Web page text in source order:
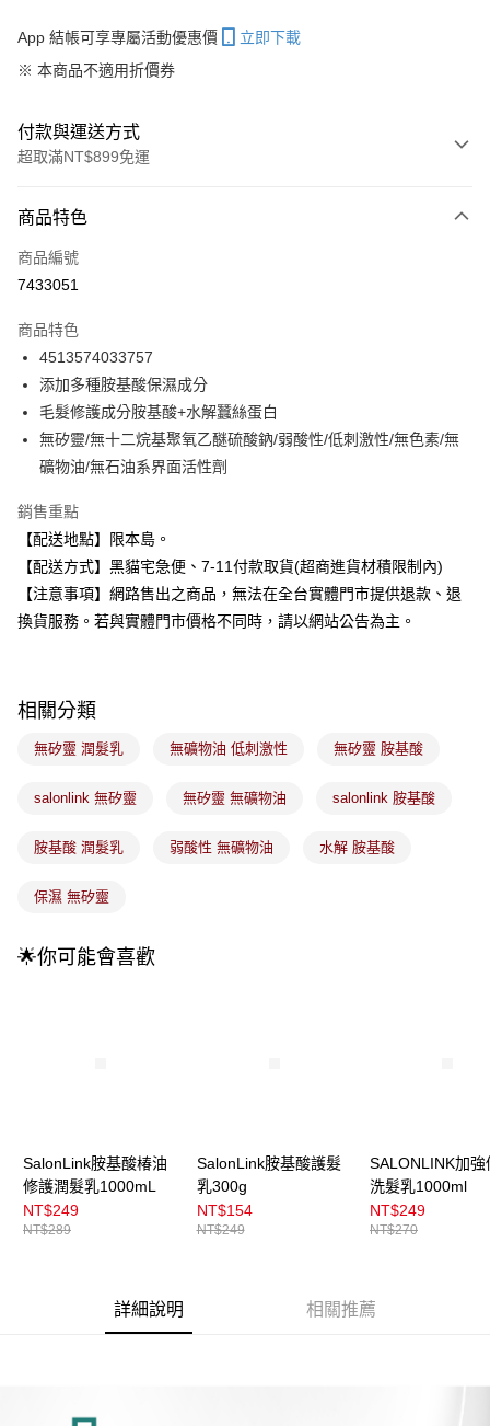
App 結帳可享專屬活動優惠價
立即下載
※ 本商品不適用折價券
付款與運送方式
超取滿NT$899免運
信用卡一次付款
超商取貨付款
Apple Pay
街口支付
悠遊付
Google Pay
全盈+PAY
【大哥付你分期使用說明】
1.本服務由台灣大哥大提供，台灣大哥大用戶可立即使用無須另外申請。
3.實際核准額度、可分期數及費用金額請依後續交易確認頁面所載為準。
4.訂單成立30分鐘內，如未前往確認交易或遇審核未通過，訂單將自動取
消。如遇「轉專審核」未通過狀況，表示未達大哥付你分期系統評分，恕無
1.分期款項不併入電信帳單，「大哥付你分期」於每月結算日後寄送繳費提
2.透過簡訊連結打開帳單後，可選擇「超商條碼／台灣大直營門市／銀行轉
【注意事項】
買賣價金債權讓與本公司後，依約使用本公司帳單繳交帳款。
ATM付款
全家取貨付款
每筆NT$100，滿NT$899(含以上)免運費
7-11取貨付款
每筆NT$100，滿NT$899(含以上)免運費
每筆NT$100，滿NT$399(含以上)免運費
商品特色
商品編號
7433051
商品特色
4513574033757
添加多種胺基酸保濕成分
毛髮修護成分胺基酸+水解蠶絲蛋白
無矽靈/無十二烷基聚氧乙醚硫酸鈉/弱酸性/低刺激性/無色素/無
礦物油/無石油系界面活性劑
銷售重點
【配送地點】限本島。
【配送方式】黑貓宅急便、7-11付款取貨(超商進貨材積限制內)
【注意事項】網路售出之商品，無法在全台實體門市提供退款、退
換貨服務。若與實體門市價格不同時，請以網站公告為主。
相關分類
無矽靈 潤髮乳 無礦物油 低刺激性 無矽靈 胺基酸
salonlink 無矽靈 無矽靈 無礦物油 salonlink 胺基酸
胺基酸 潤髮乳 弱酸性 無礦物油 水解 胺基酸
保濕 無矽靈
🌟你可能會喜歡
SalonLink胺基酸椿油
修護潤髮乳1000mL
NT$249
NT$289
SalonLink胺基酸護髮
乳300g
NT$154
NT$249
SALONLINK加強
洗髮乳1000ml
NT$249
NT$270
詳細說明 相關推薦